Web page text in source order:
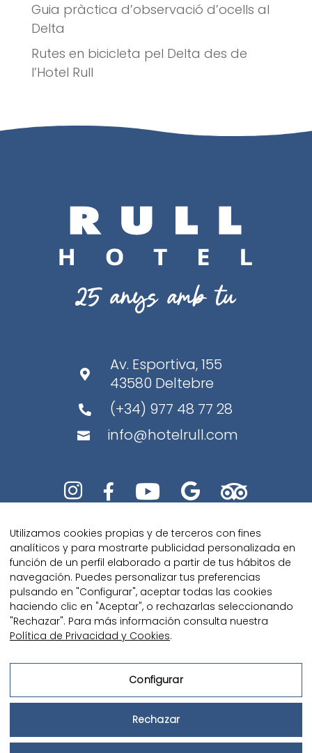
Guia pràctica d’observació d’ocells al
Delta
Rutes en bicicleta pel Delta des de
l’Hotel Rull

Av. Esportiva, 155
43580 Deltebre
 (+34) 977 48 77 28
 info@hotelrull.com
    
Diseñado con amor porKaipi
Marketing

Utilizamos cookies propias y de terceros con fines
analíticos y para mostrarte publicidad personalizada en
función de un perfil elaborado a partir de tus hábitos de
navegación. Puedes personalizar tus preferencias
pulsando en "Configurar", aceptar todas las cookies
haciendo clic en "Aceptar", o rechazarlas seleccionando
"Rechazar". Para más información consulta nuestra
Política de Privacidad y Cookies.
Configurar
Rechazar
Política de Privacidad y Cookies